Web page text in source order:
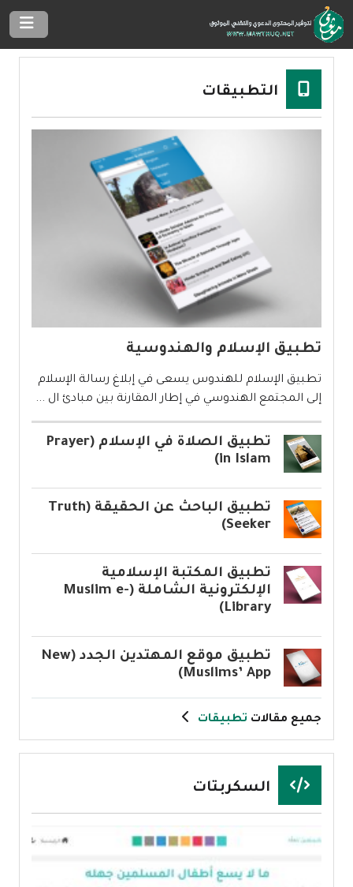
التطبيقات
تطبيق الإسلام والهندوسية
تطبيق الإسلام للهندوس يسعى في إبلاغ رسالة الإسلام
إلى المجتمع الهندوسي في إطار المقارنة بين مبادئ ال ...
تطبيق الصلاة في الإسلام (Prayer
in Islam)
تطبيق الباحث عن الحقيقة (Truth
Seeker)
تطبيق المكتبة الإسلامية
الإلكترونية الشاملة (Muslim e-
Library)
تطبيق موقع المهتدين الجدد (New
Muslims’ App)
جميع مقالات تطبيقات
السكربتات